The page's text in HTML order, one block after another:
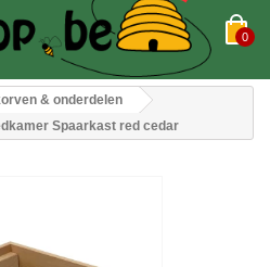
0
& onderdelen
Spaarkast red cedar